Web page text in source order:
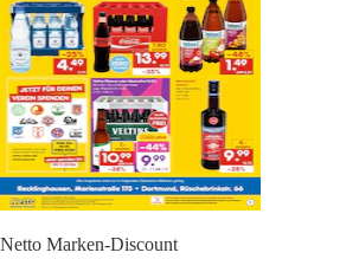
Netto Marken-Discount